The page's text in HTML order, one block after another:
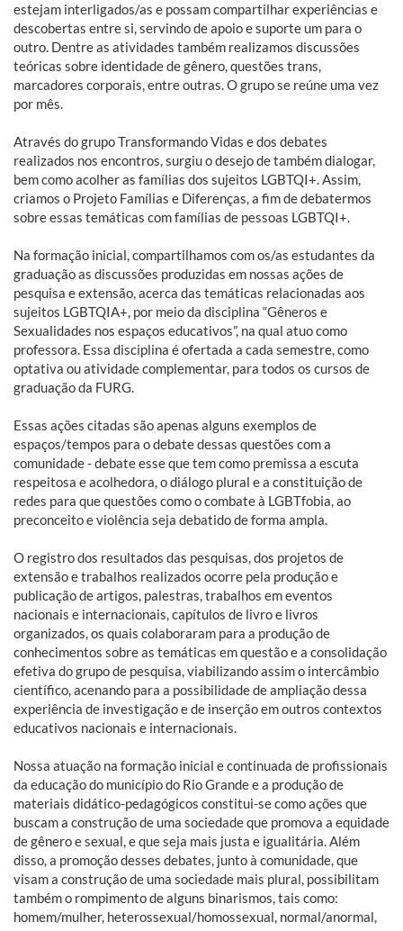
estejam interligados/as e possam compartilhar experiências e
descobertas entre si, servindo de apoio e suporte um para o
outro. Dentre as atividades também realizamos discussões
teóricas sobre identidade de gênero, questões trans,
marcadores corporais, entre outras. O grupo se reúne uma vez
por mês.
Através do grupo Transformando Vidas e dos debates
realizados nos encontros, surgiu o desejo de também dialogar,
bem como acolher as famílias dos sujeitos LGBTQI+. Assim,
criamos o Projeto Famílias e Diferenças, a fim de debatermos
sobre essas temáticas com famílias de pessoas LGBTQI+.
Na formação inicial, compartilhamos com os/as estudantes da
graduação as discussões produzidas em nossas ações de
pesquisa e extensão, acerca das temáticas relacionadas aos
sujeitos LGBTQIA+, por meio da disciplina “Gêneros e
Sexualidades nos espaços educativos”, na qual atuo como
professora. Essa disciplina é ofertada a cada semestre, como
optativa ou atividade complementar, para todos os cursos de
graduação da FURG.
Essas ações citadas são apenas alguns exemplos de
espaços/tempos para o debate dessas questões com a
comunidade - debate esse que tem como premissa a escuta
respeitosa e acolhedora, o diálogo plural e a constituição de
redes para que questões como o combate à LGBTfobia, ao
preconceito e violência seja debatido de forma ampla.
O registro dos resultados das pesquisas, dos projetos de
extensão e trabalhos realizados ocorre pela produção e
publicação de artigos, palestras, trabalhos em eventos
nacionais e internacionais, capítulos de livro e livros
organizados, os quais colaboraram para a produção de
conhecimentos sobre as temáticas em questão e a consolidação
efetiva do grupo de pesquisa, viabilizando assim o intercâmbio
científico, acenando para a possibilidade de ampliação dessa
experiência de investigação e de inserção em outros contextos
educativos nacionais e internacionais.
Nossa atuação na formação inicial e continuada de profissionais
da educação do município do Rio Grande e a produção de
materiais didático-pedagógicos constitui-se como ações que
buscam a construção de uma sociedade que promova a equidade
de gênero e sexual, e que seja mais justa e igualitária. Além
disso, a promoção desses debates, junto à comunidade, que
visam a construção de uma sociedade mais plural, possibilitam
também o rompimento de alguns binarismos, tais como:
homem/mulher, heterossexual/homossexual, normal/anormal,